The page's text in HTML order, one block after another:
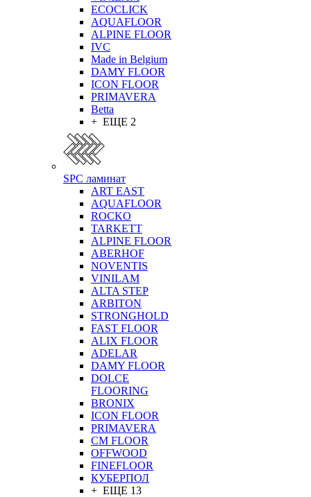
ECOCLICK
AQUAFLOOR
ALPINE FLOOR
IVC
Made in Belgium
DAMY FLOOR
ICON FLOOR
PRIMAVERA
Betta
+ ЕЩЕ 2
SPC ламинат
ART EAST
AQUAFLOOR
ROCKO
TARKETT
ALPINE FLOOR
ABERHOF
NOVENTIS
VINILAM
ALTA STEP
ARBITON
STRONGHOLD
FAST FLOOR
ALIX FLOOR
ADELAR
DAMY FLOOR
DOLCE
FLOORING
BRONIX
ICON FLOOR
PRIMAVERA
CM FLOOR
OFFWOOD
FINEFLOOR
КУБЕРПОЛ
+ ЕЩЕ 13